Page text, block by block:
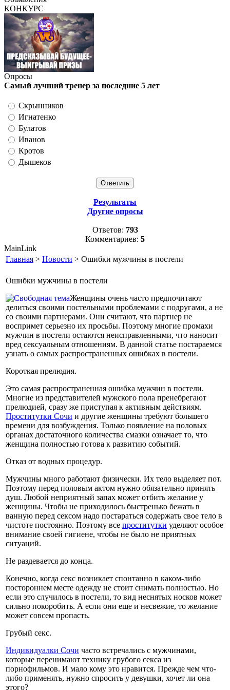
КОНКУРС
Опросы
Самый лучший тренер за последние 5 лет
Скрынников
Игнатенко
Булатов
Иванов
Кротов
Дышеков
Результаты
Другие опросы
Ответов: 793
Комментариев: 5
MainLink
Главная > Новости > Ошибки мужчины в постели
Ошибки мужчины в постели
Женщины очень часто предпочитают
делиться своими постельными проблемами с подругами, а не
со своими партнерами. Они считают, что партнер не
воспримет серьезно их просьбы. Поэтому многие промахи
мужчин в постели остаются неисправленными, что наносит
вред сексуальным отношениям. В данной статье постараемся
узнать о самых распространенных ошибках в постели.
Короткая прелюдия.
Это самая распространенная ошибка мужчин в постели.
Многие из представителей мужского пола пренебрегают
прелюдией, сразу же приступая к активным действиям.
Проститутки Cочи и другие женщины требуют большего
времени для возбуждения. Только появление на половых
органах достаточного количества смазки означает то, что
женщина полностью готова к развитию событий.
Отказ от водных процедур.
Мужчины много работают физически. Их тело выделяет пот.
Поэтому перед половым актом нужно обязательно принять
душ. Любой неприятный запах может отбить желание у
женщины. Чтобы не приходилось быстренько бежать в
ванную перед сексом надо постараться содержать свое тело в
чистоте постоянно. Поэтому все проститутки уделяют особое
внимание своей гигиене, чтобы не было не приятных
ситуаций.
Не раздевается до конца.
Конечно, когда секс возникает спонтанно в каком-либо
постороннем месте одежду не стоит снимать полностью. Но
если это случилось в постели, то вид неснятых носков может
сильно покоробить. А если они еще и несвежие, то желание
может совсем пропасть.
Грубый секс.
Индивидуалки Сочи часто встречались с мужчинами,
которые перенимают технику грубого секса из
порнофильмов. И мало кому это нравится. Прежде чем что-
либо применять, нужно спросить у девушки, хочет ли она
этого?